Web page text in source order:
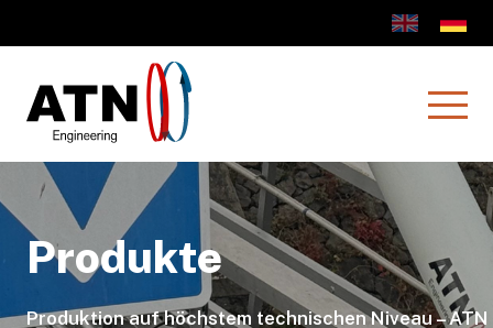
Produkte
Produktion auf höchstem technischen Niveau – ATN